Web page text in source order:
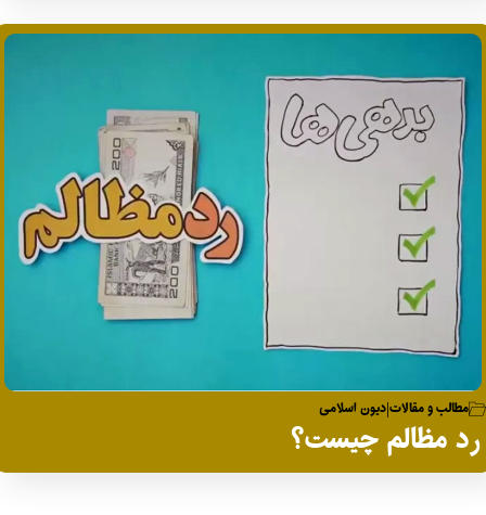
مطالب و مقالات|دیون اسلامی
رد مظالم چیست؟